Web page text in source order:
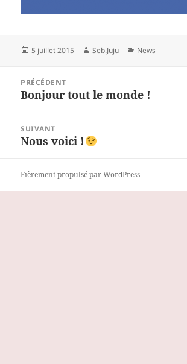
Publié
5 juillet 2015 Auteur
Seb.Juju Catégories
News
l’article
PRÉCÉDENT
Article
Bonjour tout le monde !
SUIVANT
Article
Nous voici !
Fièrement propulsé par WordPress